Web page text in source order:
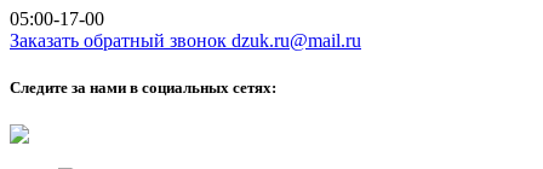
05:00-17-00
Заказать обратный звонок dzuk.ru@mail.ru
Следите за нами в социальных сетях: